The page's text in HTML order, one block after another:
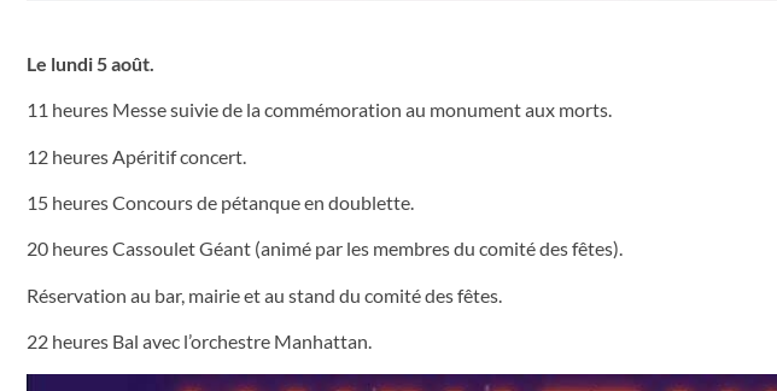
Le lundi 5 août.
11 heures Messe suivie de la commémoration au monument aux morts.
12 heures Apéritif concert.
15 heures Concours de pétanque en doublette.
20 heures Cassoulet Géant (animé par les membres du comité des fêtes).
Réservation au bar, mairie et au stand du comité des fêtes.
22 heures Bal avec l’orchestre Manhattan.